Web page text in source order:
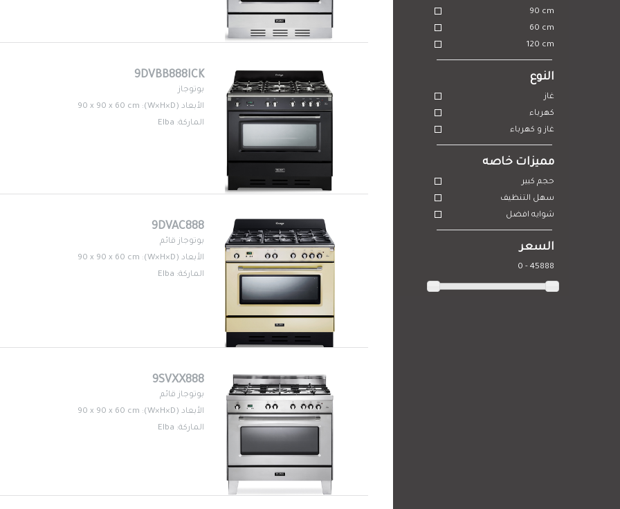
90 cm
60 cm
120 cm
النوع
غاز
كهرباء
غاز و كهرباء
مميزات خاصه
حجم كبير
سهل التنظيف
شوايه افضل
السعر
0 - 45888
9DVBB888ICK
بوتوجاز
الأبعاد (W×H×D): 90 x 90 x 60 cm
الماركة: Elba
9DVAC888
بوتوجاز قائم
الأبعاد (W×H×D): 90 x 90 x 60 cm
الماركة: Elba
9SVXX888
بوتوجاز قائم
الأبعاد (W×H×D): 90 x 90 x 60 cm
الماركة: Elba